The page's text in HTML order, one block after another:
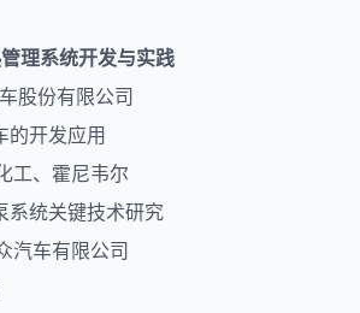
理系统开发与实践
股份有限公司
的开发应用
工、霍尼韦尔
统关键技术研究
汽车有限公司